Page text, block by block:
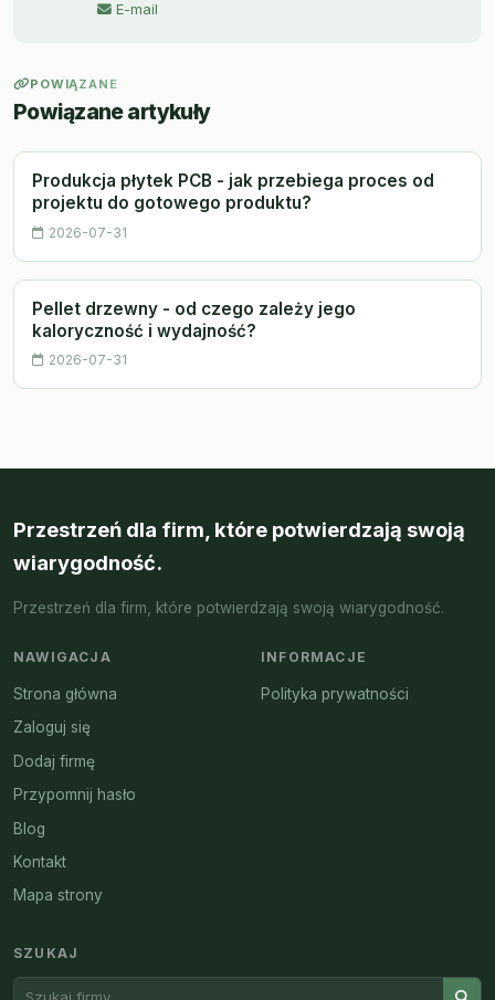
E-mail
POWIĄZANE
Powiązane artykuły
Produkcja płytek PCB - jak przebiega proces od
projektu do gotowego produktu?
2026-07-31
Pellet drzewny - od czego zależy jego
kaloryczność i wydajność?
2026-07-31
Przestrzeń dla firm, które potwierdzają swoją
wiarygodność.
Przestrzeń dla firm, które potwierdzają swoją wiarygodność.
NAWIGACJA
Strona główna
Zaloguj się
Dodaj firmę
Przypomnij hasło
Blog
Kontakt
Mapa strony
INFORMACJE
Polityka prywatności
SZUKAJ